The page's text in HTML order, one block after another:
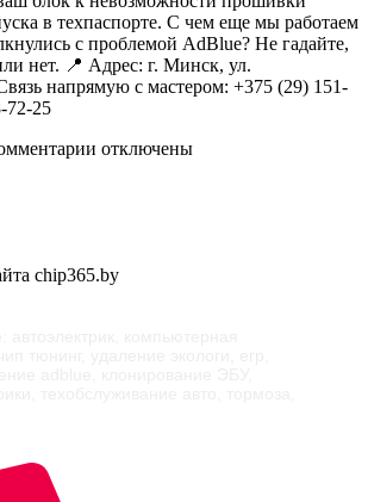
в техпаспорте. С чем еще мы работаем
с проблемой AdBlue? Не гадайте,
нет. 📍 Адрес: г. Минск, ул.
напрямую с мастером: +375 (29) 151-
72-25
отключены